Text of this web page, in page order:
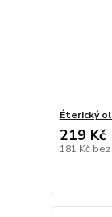
Éterický
219 Kč
181 Kč bez